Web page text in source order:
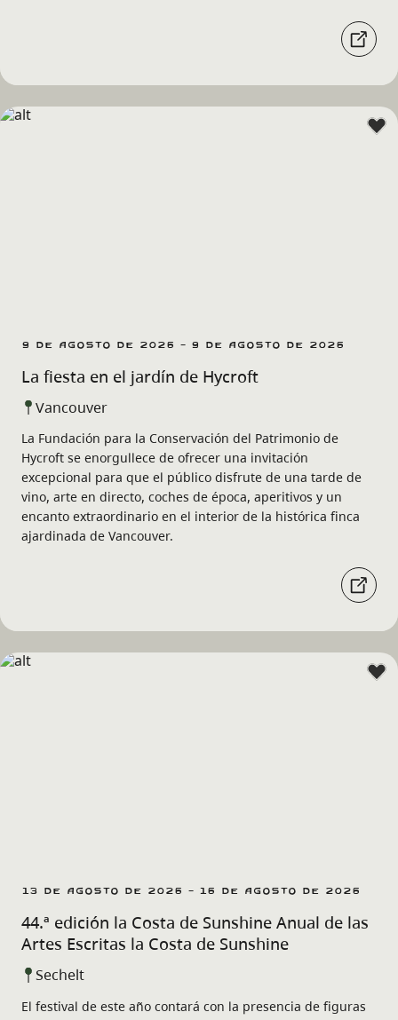
9 de agosto de 2026 - 9 de agosto de 2026
La fiesta en el jardín de Hycroft
Vancouver
La Fundación para la Conservación del Patrimonio de
Hycroft se enorgullece de ofrecer una invitación
excepcional para que el público disfrute de una tarde de
vino, arte en directo, coches de época, aperitivos y un
encanto extraordinario en el interior de la histórica finca
ajardinada de Vancouver.
13 de agosto de 2026 - 16 de agosto de 2026
44.ª edición la Costa de Sunshine Anual de las
Artes Escritas la Costa de Sunshine
Sechelt
El festival de este año contará con la presencia de figuras